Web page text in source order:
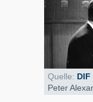
Quelle: DIF
Peter